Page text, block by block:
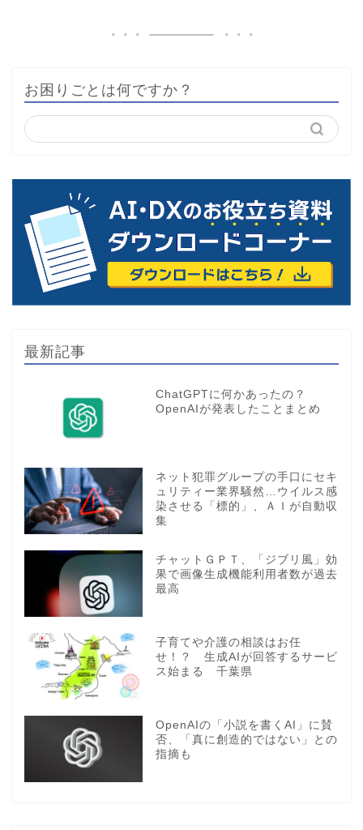
お困りごとは何ですか？
最新記事
ChatGPTに何かあったの？
OpenAIが発表したことまとめ
ネット犯罪グループの手口にセキ
ュリティー業界騒然…ウイルス感
染させる「標的」、ＡＩが自動収
集
チャットＧＰＴ、「ジブリ風」効
果で画像生成機能利用者数が過去
最高
子育てや介護の相談はお任
せ！？ 生成AIが回答するサービ
ス始まる 千葉県
OpenAIの「小説を書くAI」に賛
否、「真に創造的ではない」との
指摘も